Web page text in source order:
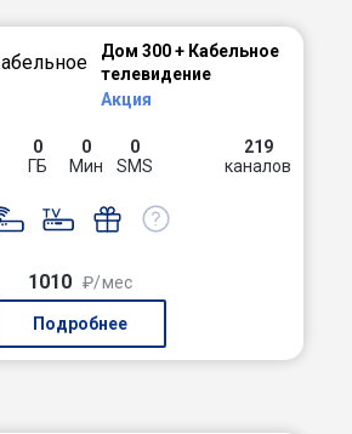
Дом 300 + Кабельное
телевидение
Акция
0
ГБ
0
Мин
0
SMS
219
каналов
1010 ₽/мес
Подробнее